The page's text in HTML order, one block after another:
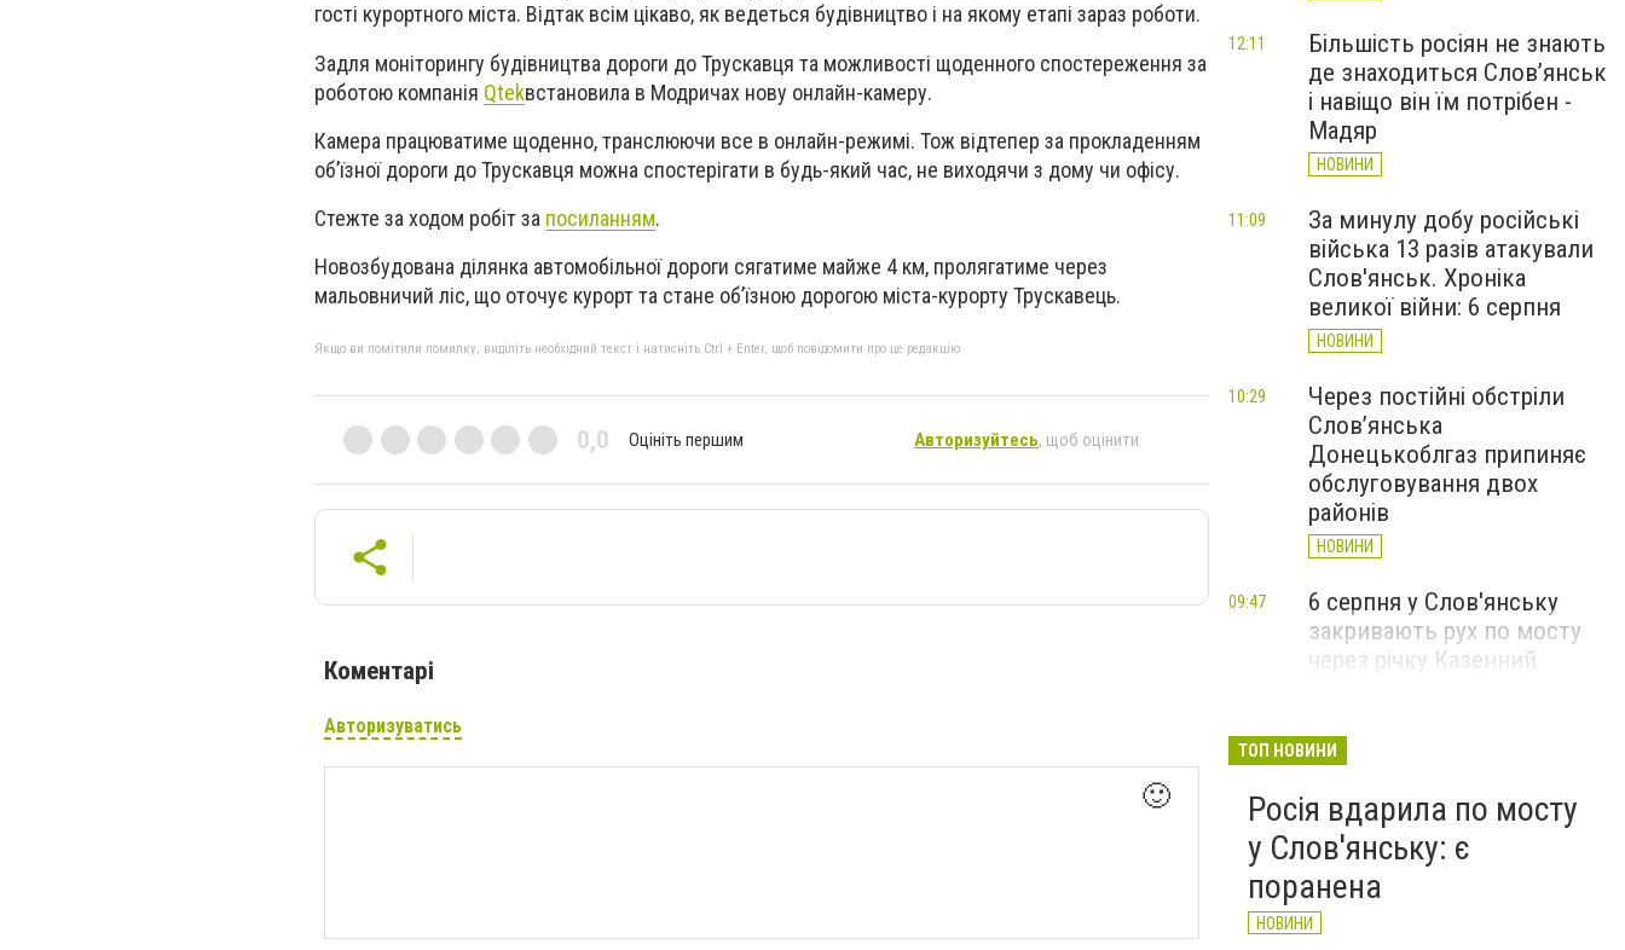
гості курортного міста. Відтак всім цікаво, як ведеться будівництво і на якому етапі зараз роботи.
Задля моніторингу будівництва дороги до Трускавця та можливості щоденного спостереження за
роботою компанія Qtekвстановила в Модричах нову онлайн-камеру.
Камера працюватиме щоденно, транслюючи все в онлайн-режимі. Тож відтепер за прокладенням
об’їзної дороги до Трускавця можна спостерігати в будь-який час, не виходячи з дому чи офісу.
Стежте за ходом робіт за посиланням.
Новозбудована ділянка автомобільної дороги сягатиме майже 4 км, пролягатиме через
мальовничий ліс, що оточує курорт та стане об’їзною дорогою міста-курорту Трускавець.
Якщо ви помітили помилку, виділіть необхідний текст і натисніть Ctrl + Enter, щоб повідомити про це редакцію
0,0 Оцініть першим Авторизуйтесь, щоб оцінити
Коментарі
Авторизуватись
🙂
Більшість росіян не знають
де знаходиться Слов’янськ
і навіщо він їм потрібен -
Мадяр
НОВИНИ
12:11
За минулу добу російські
війська 13 разів атакували
Слов'янськ. Хроніка
великої війни: 6 серпня
НОВИНИ
11:09
Через постійні обстріли
Слов’янська
Донецькоблгаз припиняє
обслуговування двох
районів
НОВИНИ
10:29
6 серпня у Слов'янську
закривають рух по мосту
через річку Казенний
09:47
чотири рази атакували FPV-
дрони
ТОП НОВИНИ
Росія вдарила по мосту
у Слов'янську: є
поранена
НОВИНИ